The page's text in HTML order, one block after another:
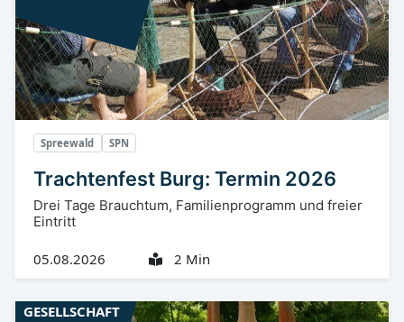
Spreewald SPN
Trachtenfest Burg: Termin 2026
Drei Tage Brauchtum, Familienprogramm und freier
Eintritt
05.08.2026 2 Min
GESELLSCHAFT